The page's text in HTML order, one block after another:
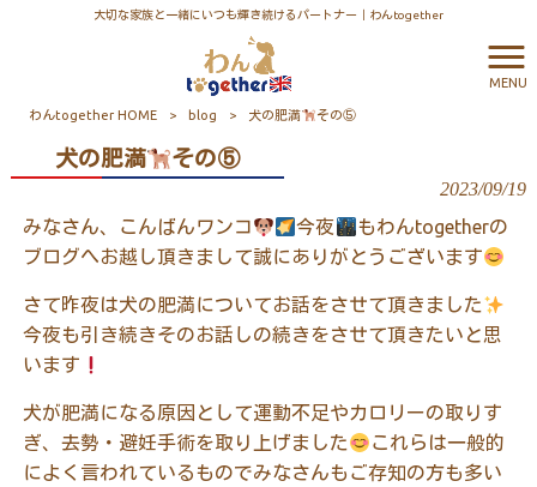
大切な家族と一緒にいつも輝き続けるパートナー｜わんtogether
MENU
わんtogether HOME > blog > 犬の肥満 その⑤
犬の肥満 その⑤
2023/09/19
みなさん、こんばんワンコ 今夜 もわんtogetherの
ブログへお越し頂きまして誠にありがとうございます
さて昨夜は犬の肥満についてお話をさせて頂きました
今夜も引き続きそのお話しの続きをさせて頂きたいと思
います
犬が肥満になる原因として運動不足やカロリーの取りす
ぎ、去勢・避妊手術を取り上げました
これらは一般的
によく言われているものでみなさんもご存知の方も多い